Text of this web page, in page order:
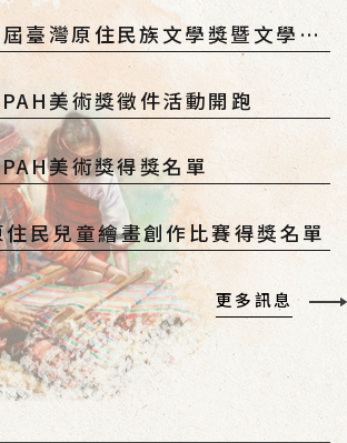
臺灣原住民族文學獎暨文學營
件簡章及海報
美術獎徵件活動開跑
美術獎得獎名單
民兒童繪畫創作比賽得獎名單
更多訊息